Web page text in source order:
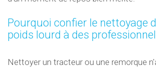
Pourquoi confier le nettoyage
poids lourd à des
Nettoyer un tracteur ou une remorque